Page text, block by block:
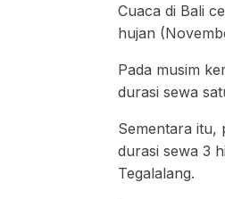
Cuaca di Bali
hujan
Pada musim
durasi sewa
Sementara itu,
durasi sewa 3
Tegalalang.